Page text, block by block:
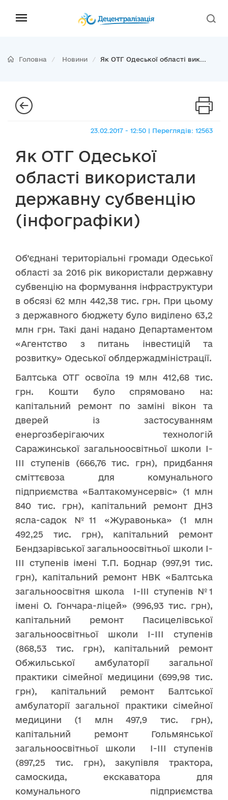
Головна Новини Як ОТГ Одеської області вик...
23.02.2017 - 12:50 | Переглядів: 12563
Як ОТГ Одеської
області використали
державну субвенцію
(інфографіки)
Об’єднані територіальні громади Одеської
області за 2016 рік використали державну
субвенцію на формування інфраструктури
в обсязі 62 млн 442,38 тис. грн. При цьому
з державного бюджету було виділено 63,2
млн грн. Такі дані надано Департаментом
«Агентство з питань інвестицій та
розвитку» Одеської облдержадміністрації.
Балтська ОТГ освоїла 19 млн 412,68 тис.
грн. Кошти було спрямовано на:
капітальний ремонт по заміні вікон та
дверей із застосуванням
енергозберігаючих технологій
Саражинської загальноосвітньої школи І-
ІІІ ступенів (666,76 тис. грн), придбання
сміттєвоза для комунального
підприємства «Балтакомунсервіс» (1 млн
840 тис. грн), капітальний ремонт ДНЗ
ясла-садок №11 «Журавонька» (1 млн
492,25 тис. грн), капітальний ремонт
Бендзарівської загальноосвітньої школи І-
ІІІ ступенів імені Т.П. Боднар (997,91 тис.
грн), капітальний ремонт НВК «Балтська
загальноосвітня школа I-III ступенів №1
імені О. Гончара-ліцей» (996,93 тис. грн),
капітальний ремонт Пасицелівської
загальноосвітньої школи І-ІІІ ступенів
(868,53 тис. грн), капітальний ремонт
Обжильської амбулаторії загальної
практики сімейної медицини (699,98 тис.
грн), капітальний ремонт Балтської
амбулаторії загальної практики сімейної
медицини (1 млн 497,9 тис. грн),
капітальний ремонт Гольмянської
загальноосвітньої школи І-ІІІ ступенів
(897,25 тис. грн), закупівля трактора,
самоскида, екскаватора для
комунального підприємства